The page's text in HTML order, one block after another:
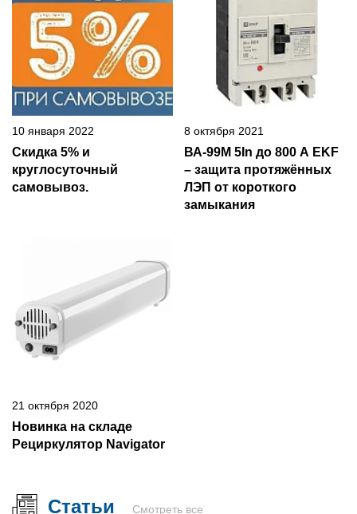
10 января 2022
Скидка 5% и
круглосуточный
самовывоз.
8 октября 2021
ВА-99М 5In до 800 А EKF
– защита протяжённых
ЛЭП от короткого
замыкания
21 октября 2020
Новинка на складе
Рециркулятор Navigator
Статьи Смотреть все